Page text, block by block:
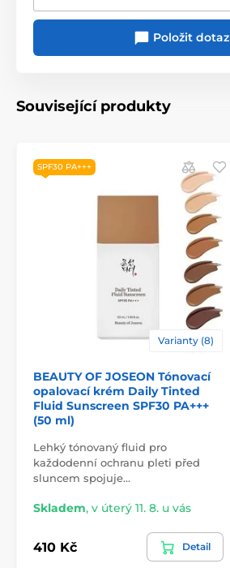
Položit dotaz
Související produkty
SPF30 PA+++
Varianty (8)
BEAUTY OF JOSEON Tónovací
opalovací krém Daily Tinted
Fluid Sunscreen SPF30 PA+++
(50 ml)
Lehký tónovaný fluid pro
každodenní ochranu pleti před
sluncem spojuje…
Skladem, v úterý 11. 8. u vás
410 Kč Detail